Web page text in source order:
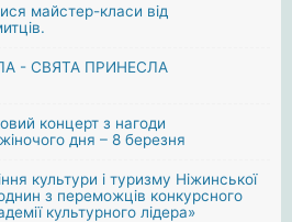
майстер-класи від
- СВЯТА ПРИНЕСЛА
концерт з нагоди
дня – 8 березня
культури і туризму Ніжинської
з переможців конкурсного
культурного лідера»